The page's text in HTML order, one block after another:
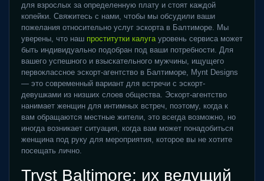
для взрослых за определенную плату и стоят каждой
копейки. Свяжитесь с нами, чтобы мы обсудили ваши
пожелания относительно услуг эскорта в Балтиморе. Мы
уверены, что наш проститутки калугауровень сервиса может
быть индивидуально подобран под ваши потребности. Для
вашего успешного и взыскательного мужчины, ищущего
первоклассное эскорт-агентство в Балтиморе, Mynt Designs
— это современный вариант для встречи с эскорт-
девушками из низших слоев общества. Эскорт-агентство
нанимает женщин для интимных встреч, поэтому, когда к
вам обращаются местные жители, это всегда возможно, но
иногда возникает ситуация, когда вам может понадобиться
женщина под руку для мероприятия, которое вы не хотите
посещать лично.
Tryst Baltimore: их ведущий